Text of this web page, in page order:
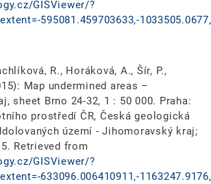
GISViewer/?
595081.459703633,-
R., Horáková, A., Šír, P.,
Map undermined areas –
sheet Brno 24-32, 1 : 50 000. Praha:
prostředí ČR, Česká geologická
území - Jihomoravský kraj;
Retrieved from
GISViewer/?
633096.006410911,-